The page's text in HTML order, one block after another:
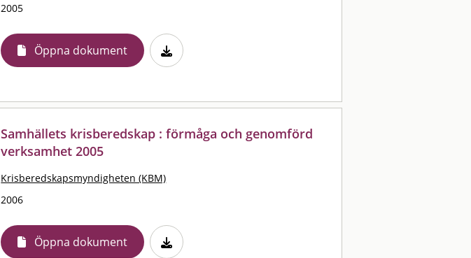
2005
Öppna dokument
Samhällets krisberedskap : förmåga och genomförd
verksamhet 2005
Krisberedskapsmyndigheten (KBM)
2006
Öppna dokument